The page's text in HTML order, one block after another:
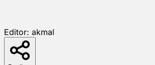
Editor: akmal